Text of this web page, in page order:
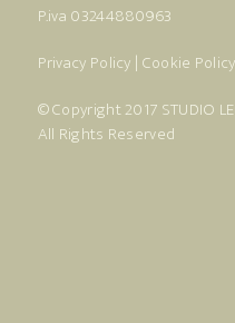
P.iva 03244880963
Privacy Policy | Cookie Policy
© Copyright 2017 STUDIO
All Rights Reserved